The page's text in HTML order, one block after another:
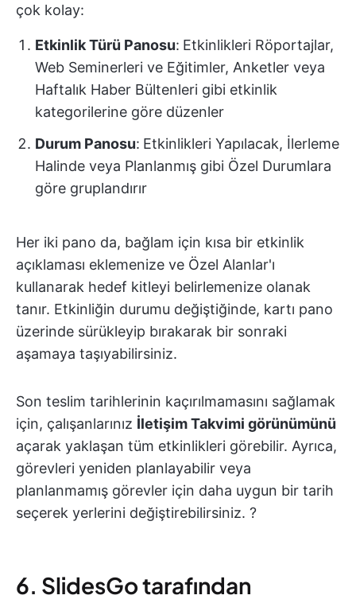
çok kolay:
Etkinlik Türü Panosu: Etkinlikleri Röportajlar,
Web Seminerleri ve Eğitimler, Anketler veya
Haftalık Haber Bültenleri gibi etkinlik
kategorilerine göre düzenler
Durum Panosu: Etkinlikleri Yapılacak, İlerleme
Halinde veya Planlanmış gibi Özel Durumlara
göre gruplandırır
Her iki pano da, bağlam için kısa bir etkinlik
açıklaması eklemenize ve Özel Alanlar'ı
kullanarak hedef kitleyi belirlemenize olanak
tanır. Etkinliğin durumu değiştiğinde, kartı pano
üzerinde sürükleyip bırakarak bir sonraki
aşamaya taşıyabilirsiniz.
Son teslim tarihlerinin kaçırılmamasını sağlamak
için, çalışanlarınız İletişim Takvimi görünümünü
açarak yaklaşan tüm etkinlikleri görebilir. Ayrıca,
görevleri yeniden planlayabilir veya
planlanmamış görevler için daha uygun bir tarih
seçerek yerlerini değiştirebilirsiniz. ?
6. SlidesGo tarafından